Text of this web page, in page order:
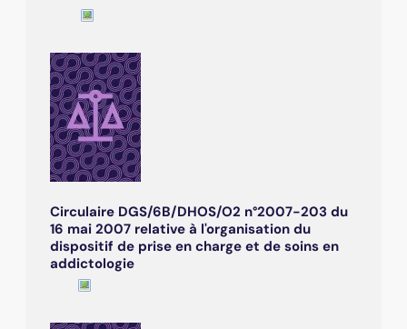
Circulaire DGS/6B/DHOS/O2 n°2007-203 du
16 mai 2007 relative à l'organisation du
dispositif de prise en charge et de soins en
addictologie